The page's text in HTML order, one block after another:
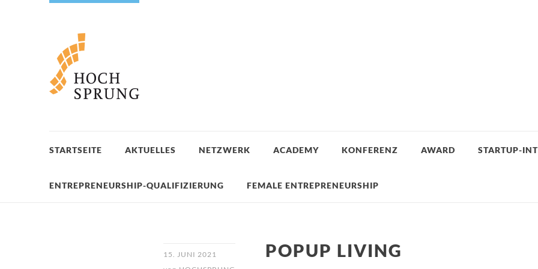
STARTSEITE AKTUELLES NETZWERK ACADEMY KONFERENZ AWARD STARTUP-
ENTREPRENEURSHIP-QUALIFIZIERUNG FEMALE ENTREPRENEURSHIP
15. JUNI 2021
POPUP LIVING